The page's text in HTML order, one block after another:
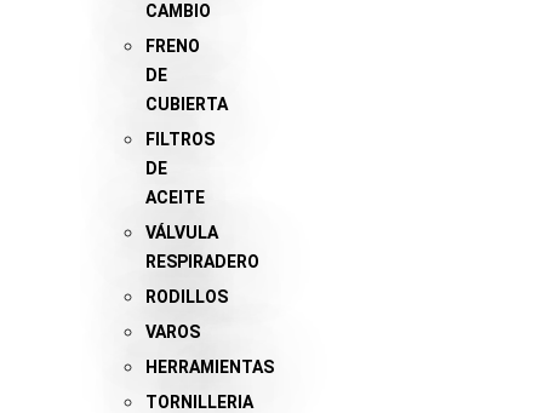
CAMBIO
FRENO
DE
CUBIERTA
FILTROS
DE
ACEITE
VÁLVULA
RESPIRADERO
RODILLOS
VAROS
HERRAMIENTAS
TORNILLERIA